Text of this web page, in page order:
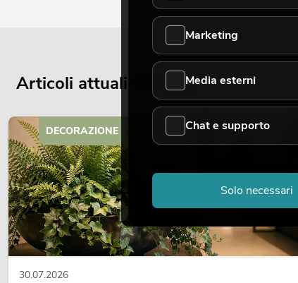
Articoli attuali del blog
30.07.2026
DECORAZIONE
Marketing
Media esterni
Chat e supporto
Solo necessari